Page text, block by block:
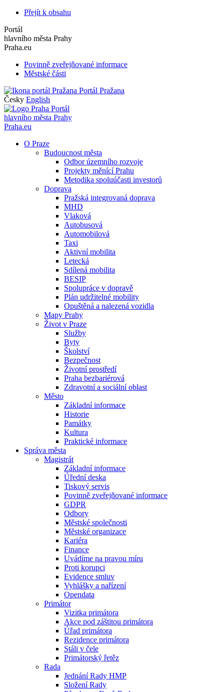
Přejít k obsahu
Portál
hlavního města Prahy
Praha.eu
Povinně zveřejňované informace
Městské části
Portál Pražana
Česky English
Portál
hlavního města Prahy
Praha.eu
O Praze
Budoucnost města
Odbor územního rozvoje
Projekty měnící Prahu
Metodika spoluúčasti investorů
Doprava
Pražská integrovaná doprava
MHD
Vlaková
Autobusová
Automobilová
Taxi
Aktivní mobilita
Letecká
Sdílená mobilita
BESIP
Spolupráce v dopravě
Plán udržitelné mobility
Opuštěná a nalezená vozidla
Mapy Prahy
Život v Praze
Služby
Byty
Školství
Bezpečnost
Životní prostředí
Praha bezbariérová
Zdravotní a sociální oblast
Město
Základní informace
Historie
Památky
Kultura
Praktické informace
Správa města
Magistrát
Základní informace
Úřední deska
Tiskový servis
Povinně zveřejňované informace
GDPR
Odbory
Městské společnosti
Městské organizace
Kariéra
Finance
Uvádíme na pravou míru
Proti korupci
Evidence smluv
Vyhlášky a nařízení
Opendata
Primátor
Vizitka primátora
Akce pod záštitou primátora
Úřad primátora
Rezidence primátora
Stáli v čele
Primátorský řetěz
Rada
Jednání Rady HMP
Složení Rady